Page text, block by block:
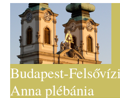
navigation
Budapest-
Anna plébánia